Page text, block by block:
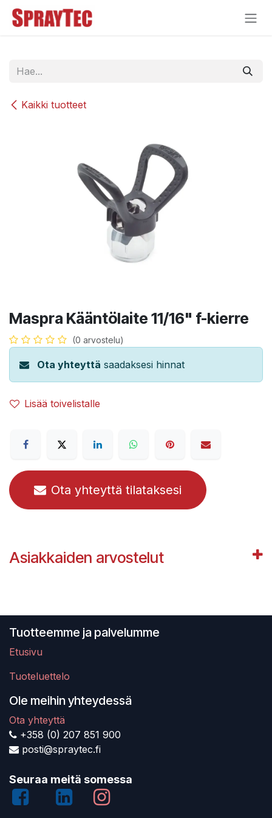
Siirry sisältöön
Kaikki tuotteet
Maspra Kääntölaite 11/16" f-kierre
(0 arvostelu)
Ota yhteyttä saadaksesi hinnat
Lisää toivelistalle
Ota yhteyttä tilataksesi
Asiakkaiden arvostelut
Tuotteemme ja palvelumme
Etusivu
Tuoteluettelo
Ole meihin yhteydessä
Ota yhteyttä
+358 (0) 207 851 900
posti@spraytec.fi
Seuraa meitä somessa